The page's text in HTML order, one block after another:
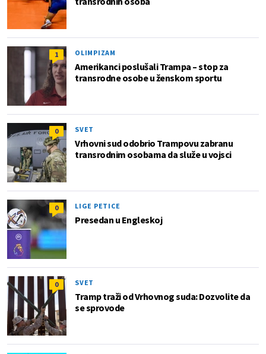
1 OLIMPIZAM
Amerikanci poslušali Trampa – stop za
transrodne osobe u ženskom sportu
0 SVET
Vrhovni sud odobrio Trampovu zabranu
transrodnim osobama da služe u vojsci
0 LIGE PETICE
Presedan u Engleskoj
0 SVET
Tramp traži od Vrhovnog suda: Dozvolite da
se sprovode